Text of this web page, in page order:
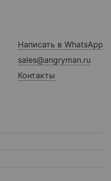
Написать в WhatsApp
sales@angryman.ru
Контакты